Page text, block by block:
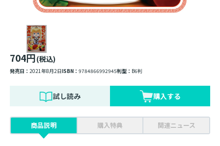
704円(税込)
発売日： 2021年8月2日ISBN： 9784866992945判型： B6判
試し読み 購入する
商品説明 購入特典 関連ニュース